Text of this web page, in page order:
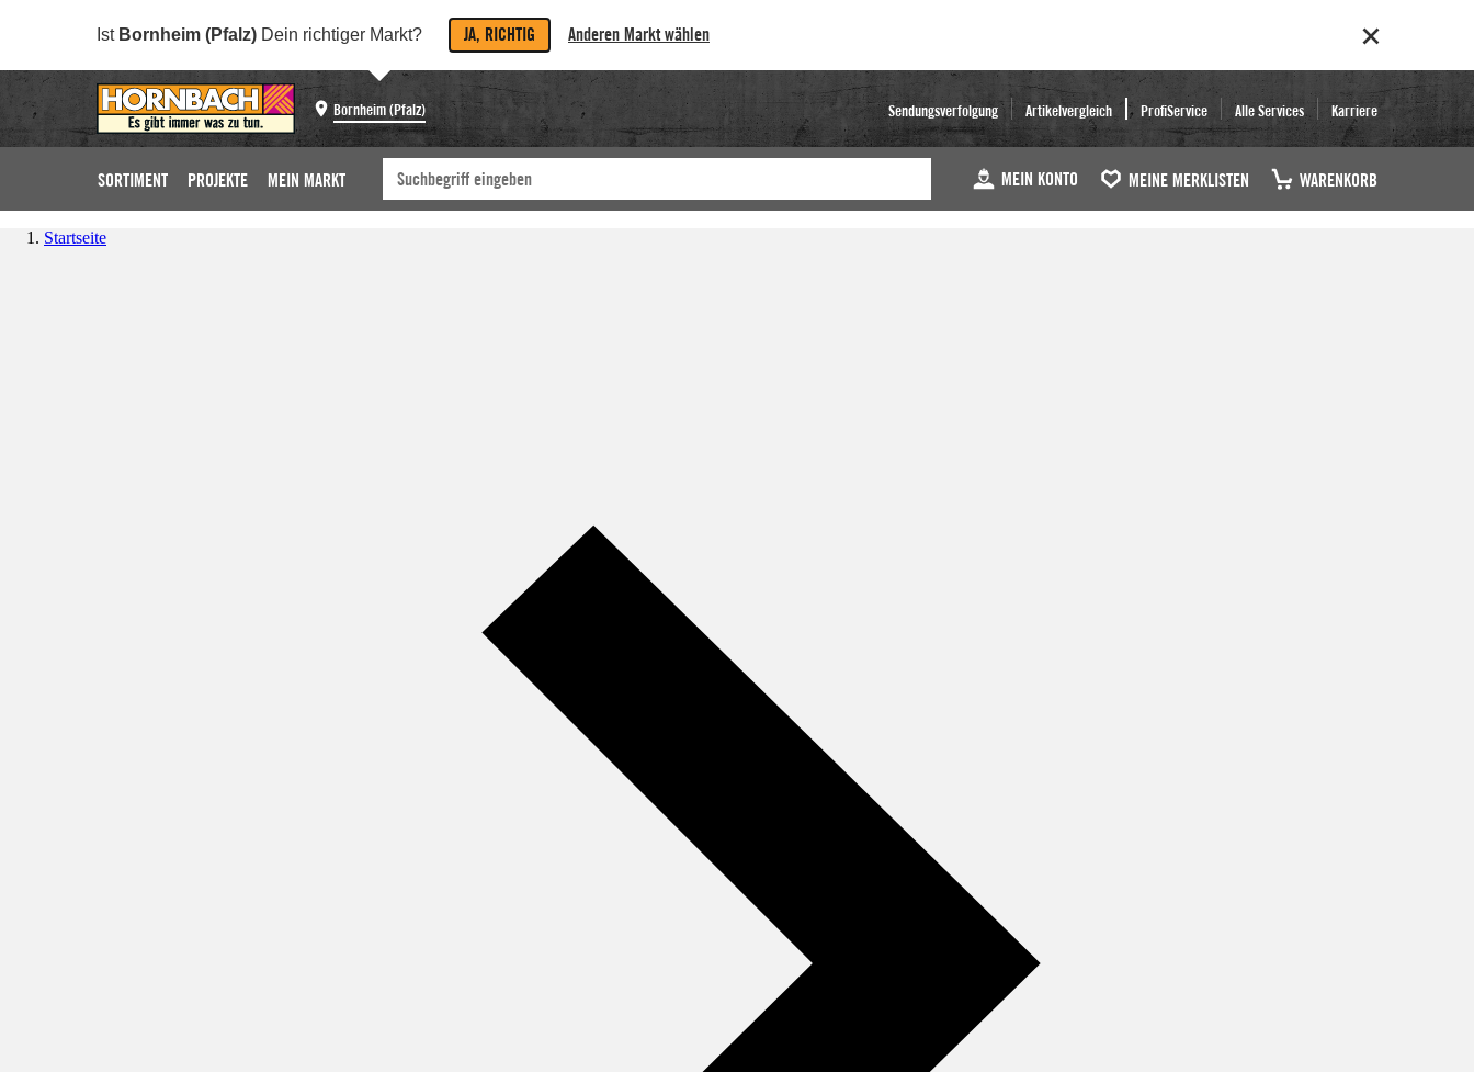
Ist Bornheim (Pfalz) Dein richtiger Markt? JA, RICHTIG Anderen Markt wählen
Bornheim (Pfalz) Sendungsverfolgung Artikelvergleich ProfiService Alle Services Karriere
SORTIMENT PROJEKTE MEIN MARKT MEIN KONTO MEINE MERKLISTEN WARENKORB
Startseite